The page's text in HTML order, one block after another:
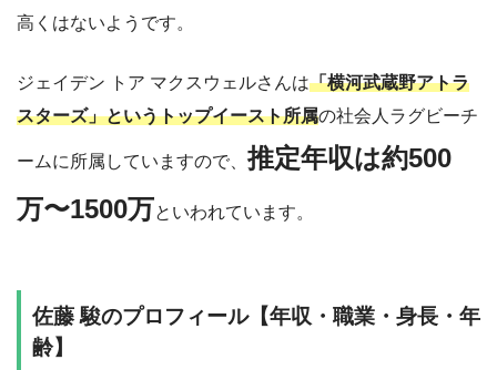
高くはないようです。
ジェイデン トア マクスウェルさんは「横河武蔵野アトラ
スターズ」というトップイースト所属の社会人ラグビーチ
ームに所属していますので、 推定年収は約500
万〜1500万といわれています。
佐藤 駿のプロフィール【年収・職業・身長・年
齢】